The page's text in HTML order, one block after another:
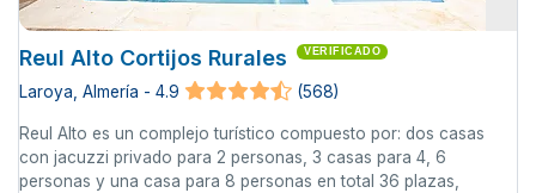
Reul Alto Cortijos Rurales VERIFICADO
Laroya, Almería - 4.9 (568)
Reul Alto es un complejo turístico compuesto por: dos casas
con jacuzzi privado para 2 personas, 3 casas para 4, 6
personas y una casa para 8 personas en total 36 plazas,